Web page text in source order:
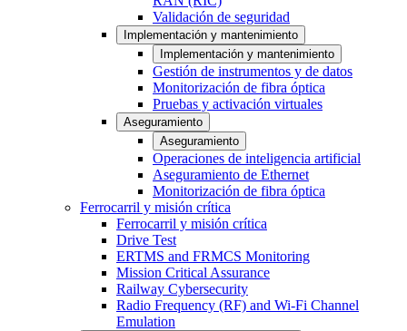
Validación de seguridad
Implementación y mantenimiento
Implementación y mantenimiento
Gestión de instrumentos y de datos
Monitorización de fibra óptica
Pruebas y activación virtuales
Aseguramiento
Aseguramiento
Operaciones de inteligencia artificial
Aseguramiento de Ethernet
Monitorización de fibra óptica
Ferrocarril y misión crítica
Ferrocarril y misión crítica
Drive Test
ERTMS and FRMCS Monitoring
Mission Critical Assurance
Railway Cybersecurity
Radio Frequency (RF) and Wi-Fi Channel
Emulation